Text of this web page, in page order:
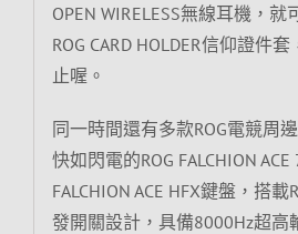
OPEN WIRELESS無線耳機，
ROG CARD HOLDER信仰證件
止喔。
同一時間還有多款ROG電競周
快如閃電的ROG FALCHION ACE
FALCHION ACE HFX鍵盤，搭
發開關設計，具備8000Hz超高